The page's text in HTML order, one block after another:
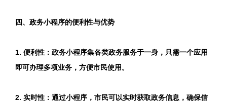
四、政务小程序的便利性与优势
1. 便利性：政务小程序集各类政务服务于一身，只需一个应用
即可办理多项业务，方便市民使用。
2. 实时性：通过小程序，市民可以实时获取政务信息，确保信